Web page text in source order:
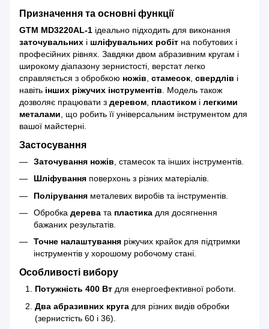
Призначення та основні функції
GTM MD3220AL-1 ідеально підходить для виконання
заточувальних і шліфувальних робіт на побутових і
професійних рівнях. Завдяки двом абразивним кругам і
широкому діапазону зернистості, верстат легко
справляється з обробкою ножів стамесок свердлів і
навіть інших ріжучих інструментів . Модель також
дозволяє працювати з деревом пластиком і легкими
металами , що робить її універсальним інструментом для
вашої майстерні.
Застосування
Заточування ножів , стамесок та інших інструментів.
Шліфування поверхонь з різних матеріалів.
Полірування металевих виробів та інструментів.
Обробка дерева та пластика для досягнення
бажаних результатів.
Точне налаштування ріжучих крайок для підтримки
інструментів у хорошому робочому стані.
Особливості вибору
Потужність 400 Вт для енергоефективної роботи.
Два абразивних круга для різних видів обробки
(зернистість 60 і 36).